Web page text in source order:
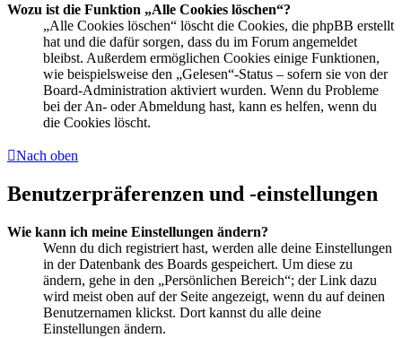
Wozu ist die Funktion „Alle Cookies löschen“?
„Alle Cookies löschen“ löscht die Cookies, die phpBB erstellt
hat und die dafür sorgen, dass du im Forum angemeldet
bleibst. Außerdem ermöglichen Cookies einige Funktionen,
wie beispielsweise den „Gelesen“-Status – sofern sie von der
Board-Administration aktiviert wurden. Wenn du Probleme
bei der An- oder Abmeldung hast, kann es helfen, wenn du
die Cookies löscht.
Nach oben
Benutzerpräferenzen und -einstellungen
Wie kann ich meine Einstellungen ändern?
Wenn du dich registriert hast, werden alle deine Einstellungen
in der Datenbank des Boards gespeichert. Um diese zu
ändern, gehe in den „Persönlichen Bereich“; der Link dazu
wird meist oben auf der Seite angezeigt, wenn du auf deinen
Benutzernamen klickst. Dort kannst du alle deine
Einstellungen ändern.